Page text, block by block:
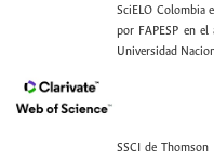
SciELO Colombia
por FAPESP en
Universidad
SSCI de